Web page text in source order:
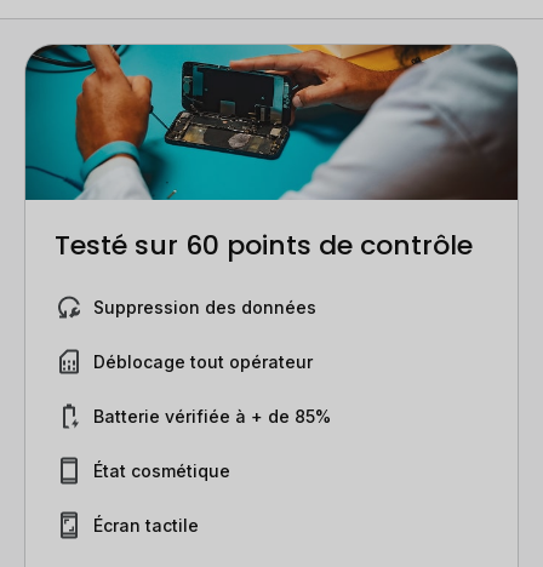
Testé sur 60 points de contrôle
Suppression des données
Déblocage tout opérateur
Batterie vérifiée à + de 85%
État cosmétique
Écran tactile